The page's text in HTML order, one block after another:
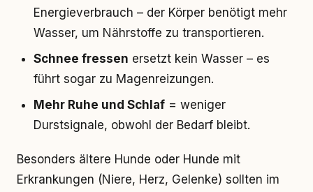
Energieverbrauch – der Körper benötigt mehr
Wasser, um Nährstoffe zu transportieren.
Schnee fressen ersetzt kein Wasser – es
führt sogar zu Magenreizungen.
Mehr Ruhe und Schlaf = weniger
Durstsignale, obwohl der Bedarf bleibt.
Besonders ältere Hunde oder Hunde mit
Erkrankungen (Niere, Herz, Gelenke) sollten im